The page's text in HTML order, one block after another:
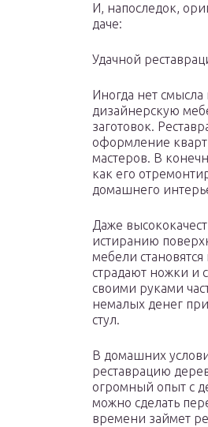
И, напоследок,
даче:
Удачной
Иногда нет
дизайнерскую
заготовок.
оформление
мастеров. В
как его
домашнего
Даже
истиранию
мебели
страдают ножки и
своими руками
немалых денег
стул.
В домашних
реставрацию
огромный опыт с
можно сделать
времени займет